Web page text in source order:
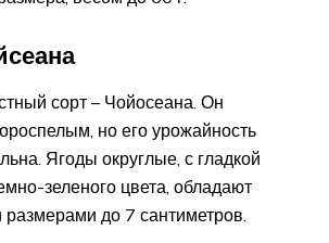
сорт – Чойосеана. Он
но его урожайность
Ягоды округлые, с гладкой
зеленого цвета, обладают
до 7 сантиметров.